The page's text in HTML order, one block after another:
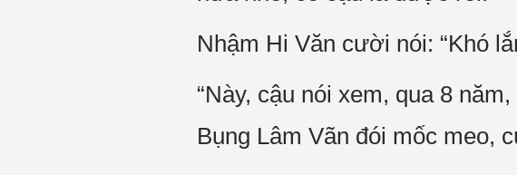
Nhậm Hi Văn cười nói: “Khó
“Này, cậu nói xem, qua 8
Bụng Lâm Vãn đói mốc meo,